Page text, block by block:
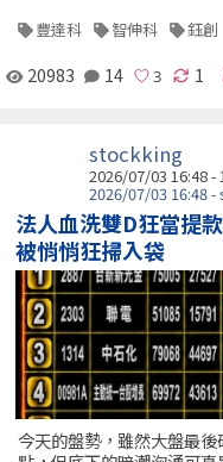
豐達科 智伸科 鈺創
20983 14 1
stockking
2026/07/03 16:48 -
2026/07/03 16:48
法人血洗雙D狂當提
被悄悄狂掃入袋
今天的盤勢，雖然大盤最